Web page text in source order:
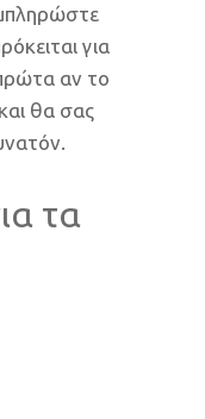
για
αν το
θα σας
τα